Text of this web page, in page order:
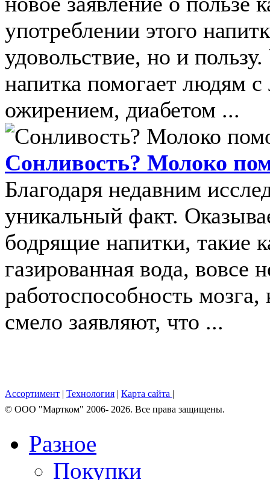
употреблении этого
удовольствие, но и
напитка помогает людям
ожирением, диабетом ...
Сонливость? Молоко
Благодаря недавним
уникальный факт.
бодрящие напитки, такие
газированная вода, вовсе
работоспособность
смело заявляют, что ...
Ассортимент | Технология | Карта сайта |
© OOO "Мартком" 2006- 2026. Все права защищены.
Разное
Покупки